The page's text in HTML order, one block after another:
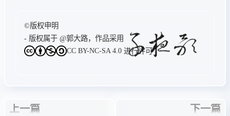
©版权申明
- 版权属于 @郭大路，作品采用
CC BY-NC-SA 4.0 进行许可
上一篇 下一篇